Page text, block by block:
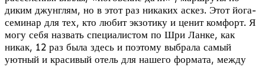
диким джунглям, но в этот раз никаких аскез. Этот йога-
семинар для тех, кто любит экзотику и ценит комфорт. Я
могу себя назвать специалистом по Шри Ланке, как
никак, 12 раз была здесь и поэтому выбрала самый
уютный и красивый отель для нашего формата, между